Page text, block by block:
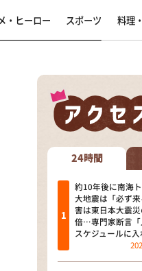
なるみ・
相席食堂
これ余
～人生
～ やす
探偵！
・ヒーロー スポーツ 料理
24時間
約10年後に南海
大地震は「必ず
害は東日本大震
倍…専門家断言「
スケジュールに入